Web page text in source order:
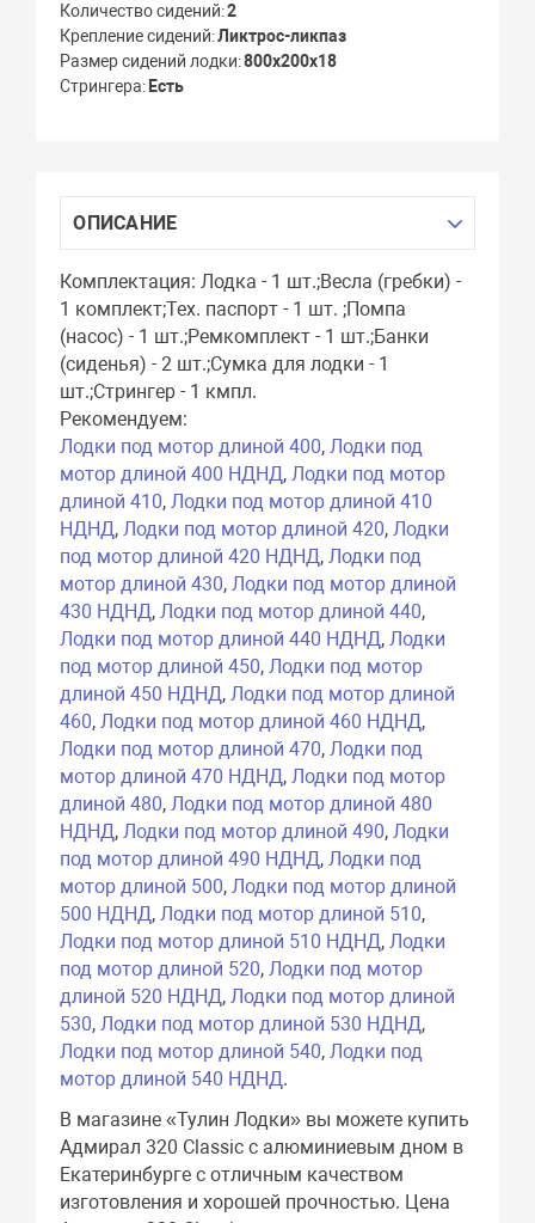
Количество сидений 2
Крепление сидений Ликтрос-ликпаз
Размер сидений лодки 800х200х18
Стрингера Есть
ОПИСАНИЕ
Комплектация: Лодка - 1 шт.;Весла (гребки) -
1 комплект;Тех. паспорт - 1 шт. ;Помпа
(насос) - 1 шт.;Ремкомплект - 1 шт.;Банки
(сиденья) - 2 шт.;Сумка для лодки - 1
шт.;Стрингер - 1 кмпл.
Рекомендуем:
Лодки под мотор длиной 400,Лодки под
мотор длиной 400 НДНД,Лодки под мотор
длиной 410,Лодки под мотор длиной 410
НДНД,Лодки под мотор длиной 420,Лодки
под мотор длиной 420 НДНД,Лодки под
мотор длиной 430,Лодки под мотор длиной
430 НДНД,Лодки под мотор длиной 440,
Лодки под мотор длиной 440 НДНД,Лодки
под мотор длиной 450,Лодки под мотор
длиной 450 НДНД,Лодки под мотор длиной
460,Лодки под мотор длиной 460 НДНД,
Лодки под мотор длиной 470,Лодки под
мотор длиной 470 НДНД,Лодки под мотор
длиной 480,Лодки под мотор длиной 480
НДНД,Лодки под мотор длиной 490,Лодки
под мотор длиной 490 НДНД,Лодки под
мотор длиной 500,Лодки под мотор длиной
500 НДНД,Лодки под мотор длиной 510,
Лодки под мотор длиной 510 НДНД,Лодки
под мотор длиной 520,Лодки под мотор
длиной 520 НДНД,Лодки под мотор длиной
530,Лодки под мотор длиной 530 НДНД,
Лодки под мотор длиной 540,Лодки под
мотор длиной 540 НДНД.
В магазине «Тулин Лодки» вы можете купить
Адмирал 320 Classic с алюминиевым дном в
Екатеринбурге с отличным качеством
изготовления и хорошей прочностью. Цена